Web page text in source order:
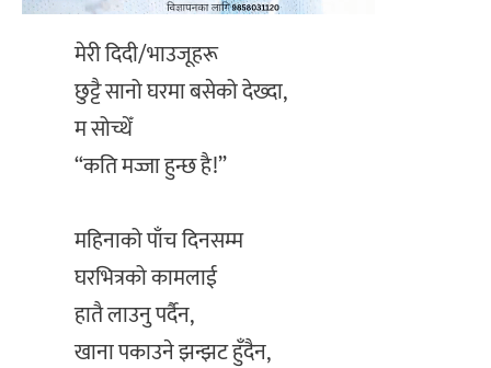
मेरी दिदी/भाउजूहरू
‎छुट्टै सानो घरमा बसेको देख्दा,
‎म सोच्थेँ
‎“कति मज्जा हुन्छ है!”
‎महिनाको पाँच दिनसम्म
‎घरभित्रको कामलाई
‎हातै लाउनु पर्दैन,
‎खाना पकाउने झन्झट हुँदैन,